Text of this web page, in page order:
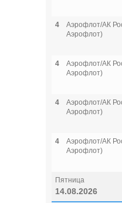
4
Аэрофлот/АК
Аэрофлот)
4
Аэрофлот/АК
Аэрофлот)
4
Аэрофлот/АК
Аэрофлот)
4
Аэрофлот/АК
Аэрофлот)
Пятница
14.08.2026